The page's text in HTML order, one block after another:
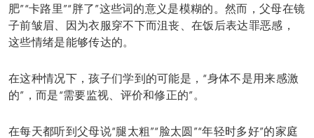
肥”“卡路里”“胖了”这些词的意义是模糊的。然而，父母在镜
子前皱眉、因为衣服穿不下而沮丧、在饭后表达罪恶感，
这些情绪是能够传达的。
在这种情况下，孩子们学到的可能是，“身体不是用来感激
的”，而是“需要监视、评价和修正的”。
在每天都听到父母说“腿太粗”“脸太圆”“年轻时多好”的家庭